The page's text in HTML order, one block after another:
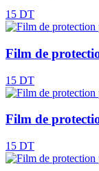
15 DT
Film de
15 DT
Film de
15 DT